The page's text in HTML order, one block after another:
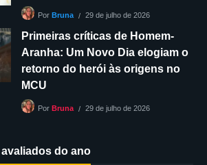
Por Bruna 29 de julho de 2026
Primeiras críticas de Homem-
Aranha: Um Novo Dia elogiam o
retorno do herói às origens no
MCU
Por Bruna 29 de julho de 2026
do ano